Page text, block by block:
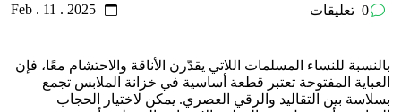
0 تعليقات Feb . 11 . 2025
بالنسبة للنساء المسلمات اللاتي يقدّرن الأناقة والاحتشام معًا، فإن
العباية المفتوحة تعتبر قطعة أساسية في خزانة الملابس تجمع
بسلاسة بين التقاليد والرقي العصري. يمكن لاختيار الحجاب